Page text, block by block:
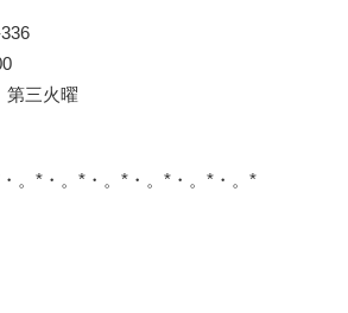
第三火曜
。*・。*・。*・。*・。*・。*